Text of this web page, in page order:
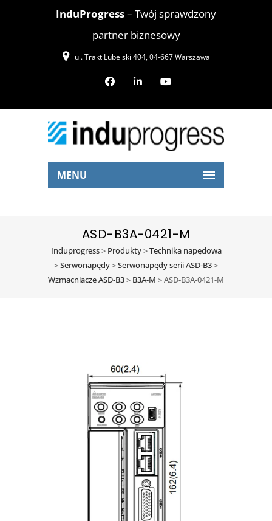
InduProgress– Twój sprawdzony
partner biznesowy
ul. Trakt Lubelski 404, 04-667 Warszawa
MENU
ASD-B3A-0421-M
Induprogress> Produkty>Technika napędowa
>Serwonapędy>Serwonapędy serii ASD-B3>
Wzmacniacze ASD-B3> B3A-M >ASD-B3A-0421-M